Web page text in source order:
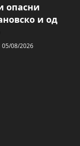
опасни
и од
05/08/2026